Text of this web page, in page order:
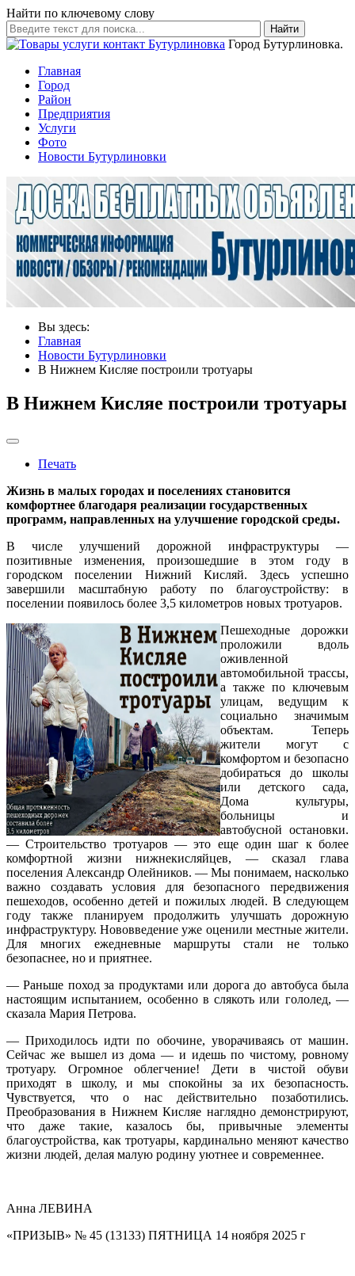
Найти по ключевому слову
Найти
Город Бутурлиновка.
Главная
Город
Район
Предприятия
Услуги
Фото
Новости Бутурлиновки
Вы здесь:
Главная
Новости Бутурлиновки
В Нижнем Кисляе построили тротуары
В Нижнем Кисляе построили тротуары
Печать
Жизнь в малых городах и поселениях становится
комфортнее благодаря реализации государственных
программ, направленных на улучшение городской среды.
В числе улучшений дорожной инфраструктуры —
позитивные изменения, произошедшие в этом году в
городском поселении Нижний Кисляй. Здесь успешно
завершили масштабную работу по благоустройству: в
поселении появилось более 3,5 километров новых тротуаров.
Пешеходные дорожки
проложили вдоль
оживленной
автомобильной трассы,
а также по ключевым
улицам, ведущим к
социально значимым
объектам. Теперь
жители могут с
комфортом и безопасно
добираться до школы
или детского сада,
Дома культуры,
больницы и
автобусной остановки.
— Строительство тротуаров — это еще один шаг к более
комфортной жизни нижнекисляйцев, — сказал глава
поселения Александр Олейников. — Мы понимаем, насколько
важно создавать условия для безопасного передвижения
пешеходов, особенно детей и пожилых людей. В следующем
году также планируем продолжить улучшать дорожную
инфраструктуру. Нововведение уже оценили местные жители.
Для многих ежедневные маршруты стали не только
безопаснее, но и приятнее.
— Раньше поход за продуктами или дорога до автобуса была
настоящим испытанием, особенно в слякоть или гололед, —
сказала Мария Петрова.
— Приходилось идти по обочине, уворачиваясь от машин.
Сейчас же вышел из дома — и идешь по чистому, ровному
тротуару. Огромное облегчение! Дети в чистой обуви
приходят в школу, и мы спокойны за их безопасность.
Чувствуется, что о нас действительно позаботились.
Преобразования в Нижнем Кисляе наглядно демонстрируют,
что даже такие, казалось бы, привычные элементы
благоустройства, как тротуары, кардинально меняют качество
жизни людей, делая малую родину уютнее и современнее.
Анна ЛЕВИНА
«ПРИЗЫВ» № 45 (13133) ПЯТНИЦА 14 ноября 2025 г